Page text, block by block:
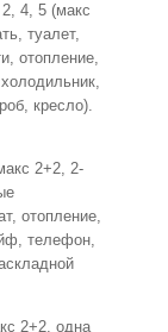
4, 5 (макс
туалет,
отопление,
кресло).
2+2, 2-
отопление,
телефон,
2+2, одна